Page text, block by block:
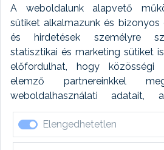
A weboldalunk alapvető
sütiket alkalmazunk és
és hirdetések személyre
statisztikai és marketing sütiket
előfordulhat, hogy közösségi
elemző partnereinkkel
weboldalhasználati adatait,
forrásokból gyűjtött adatokkal
elfogadásával kapcsolatosan
ezen adatokat 6 hónap után
Elengedhetetlen
Fényképtár extra
Autómosó